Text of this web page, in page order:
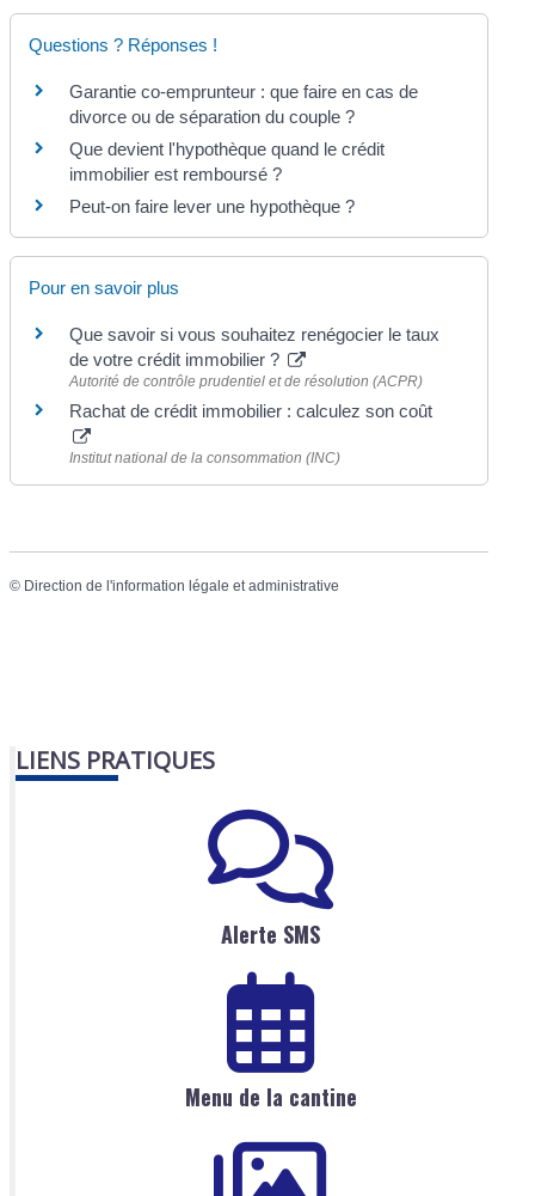
Questions ? Réponses !
Garantie co-emprunteur : que faire en cas de
divorce ou de séparation du couple ?
Que devient l'hypothèque quand le crédit
immobilier est remboursé ?
Peut-on faire lever une hypothèque ?
Pour en savoir plus
Que savoir si vous souhaitez renégocier le taux
de votre crédit immobilier ?
Autorité de contrôle prudentiel et de résolution (ACPR)
Rachat de crédit immobilier : calculez son coût
Institut national de la consommation (INC)
© Direction de l'information légale et administrative
LIENS PRATIQUES
Alerte SMS
Menu de la cantine